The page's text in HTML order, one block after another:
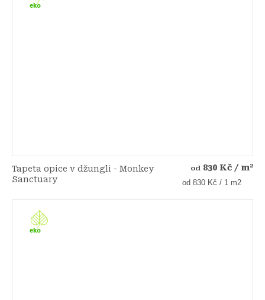
Tapeta opice v džungli - Monkey
Sanctuary
od 830 Kč / m²
Měrná
od 830 Kč / 1 m2